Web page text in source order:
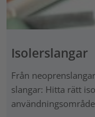
Isolerslangar
Från
slangar: Hitta rätt